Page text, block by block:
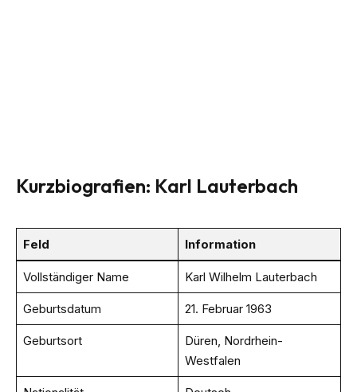
Kurzbiografien: Karl Lauterbach
Feld Information
Vollständiger Name Karl Wilhelm Lauterbach
Geburtsdatum 21. Februar 1963
Geburtsort
Düren, Nordrhein-
Westfalen